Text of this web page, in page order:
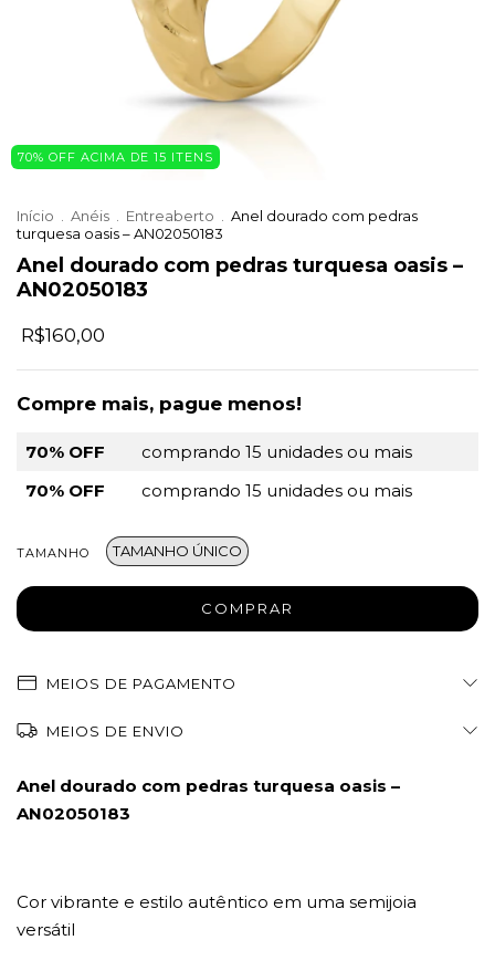
70% OFF ACIMA DE 15 ITENS
Início Anéis Entreaberto
Anel dourado com pedras
turquesa oasis – AN02050183
Anel dourado com pedras turquesa oasis –
AN02050183
R$160,00
Compre mais, pague menos!
70% OFF
comprando 15 unidades ou mais
70% OFF
comprando 15 unidades ou mais
TAMANHO TAMANHO ÚNICO
MEIOS DE PAGAMENTO
MEIOS DE ENVIO
Anel dourado com pedras turquesa oasis –
AN02050183
Cor vibrante e estilo autêntico em uma semijoia
versátil